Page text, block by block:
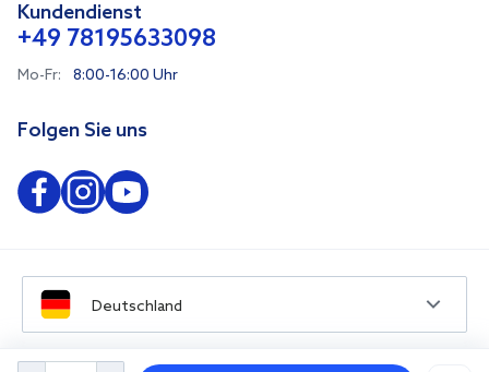
Kundendienst
+49 78195633098
Mo-Fr: 8:00-16:00 Uhr
Folgen Sie uns
Deutschland